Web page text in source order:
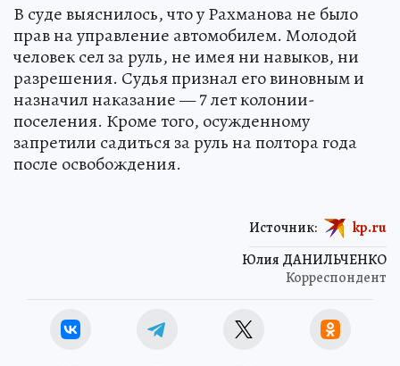
В суде выяснилось, что у Рахманова не было
прав на управление автомобилем. Молодой
человек сел за руль, не имея ни навыков, ни
разрешения. Судья признал его виновным и
назначил наказание — 7 лет колонии-
поселения. Кроме того, осужденному
запретили садиться за руль на полтора года
после освобождения.
Юлия ДАНИЛЬЧЕНКО
Корреспондент
Источник: kp.ru